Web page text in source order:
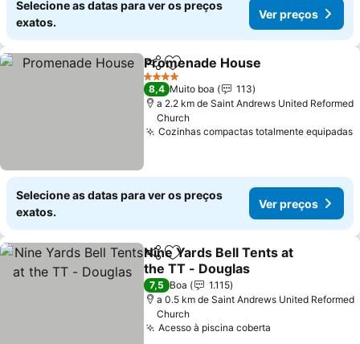
Selecione as datas para ver os preços
exatos.
Ver preços
PartilharAdicionar aos favoritos
Promenade House
4 Estrelas
8,4 Muito boa
113
a 2.2 km de Saint Andrews United Reformed
Church
Cozinhas compactas totalmente equipadas
Selecione as datas para ver os preços
exatos.
Ver preços
PartilharAdicionar aos favoritos
Nine Yards Bell Tents at
the TT - Douglas
Ver preços
7,5 Boa
1.115
a 0.5 km de Saint Andrews United Reformed
Church
Acesso à piscina coberta